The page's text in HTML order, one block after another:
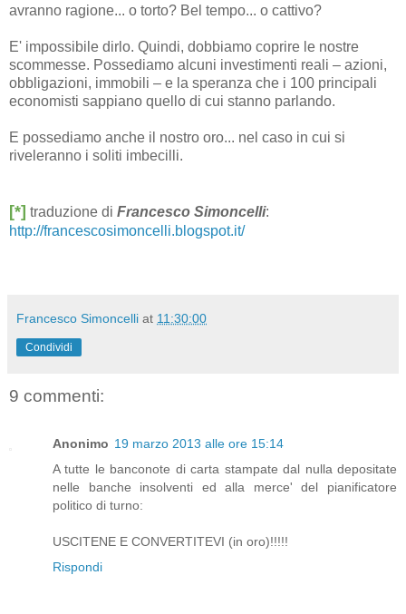
avranno ragione... o torto? Bel tempo... o cattivo?
E' impossibile dirlo. Quindi, dobbiamo coprire le nostre
scommesse. Possediamo alcuni investimenti reali – azioni,
obbligazioni, immobili – e la speranza che i 100 principali
economisti sappiano quello di cui stanno parlando.
E possediamo anche il nostro oro... nel caso in cui si
riveleranno i soliti imbecilli.
[*] traduzione di Francesco Simoncelli:
http://francescosimoncelli.blogspot.it/
Francesco Simoncelli at 11:30:00
Condividi
9 commenti:
Anonimo 19 marzo 2013 alle ore 15:14
A tutte le banconote di carta stampate dal nulla depositate
nelle banche insolventi ed alla merce' del pianificatore
politico di turno:
USCITENE E CONVERTITEVI (in oro)!!!!!
Rispondi